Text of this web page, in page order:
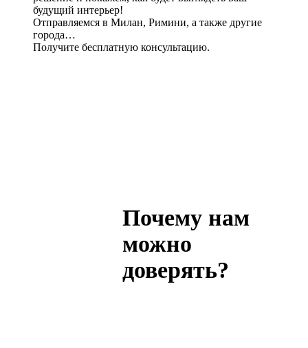
будущий интерьер!
Отправляемся в Милан, Римини, а также другие
города…
Получите бесплатную консультацию.
Почему нам
можно
доверять?